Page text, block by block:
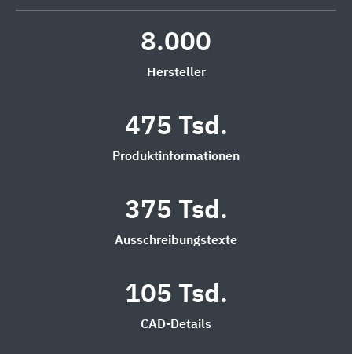
8.000
Hersteller
475 Tsd.
Produktinformationen
375 Tsd.
Ausschreibungstexte
105 Tsd.
CAD-Details